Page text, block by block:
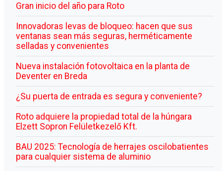
Gran inicio del año para Roto
Innovadoras levas de bloqueo: hacen que sus
ventanas sean más seguras, herméticamente
selladas y convenientes
Nueva instalación fotovoltaica en la planta de
Deventer en Breda
¿Su puerta de entrada es segura y conveniente?
Roto adquiere la propiedad total de la húngara
Elzett Sopron Felületkezelő Kft.
BAU 2025: Tecnología de herrajes oscilobatientes
para cualquier sistema de aluminio